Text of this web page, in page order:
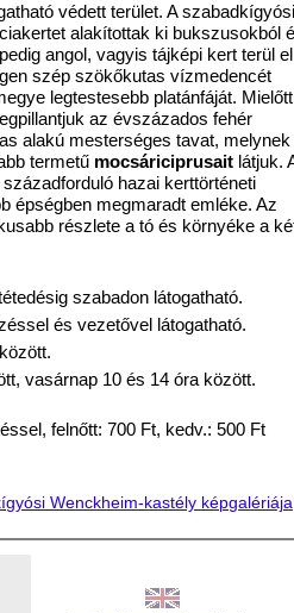
védett terület. A szabadkígyósi
alakítottak ki bukszusokból
angol, vagyis tájképi kert terül
szép szökőkutas vízmedencét
legtestesebb platánfáját. Mielőtt
az évszázados fehér
alakú mesterséges tavat, melynek
termetű mocsáriciprusait látjuk.
hazai kerttörténeti
épségben megmaradt emléke. Az
részlete a tó és környéke a
szabadon látogatható.
és vezetővel látogatható.
vasárnap 10 és 14 óra között.
felnőtt: 700 Ft, kedv.: 500 Ft
Wenckheim-kastély képgalériája